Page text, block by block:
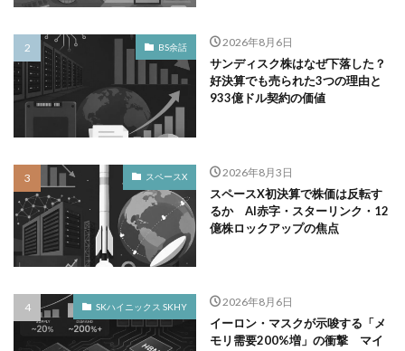
BS余話 2026年8月6日
サンディスク株はなぜ下落した？
好決算でも売られた3つの理由と
933億ドル契約の価値
スペースX 2026年8月3日
スペースX初決算で株価は反転す
るか AI赤字・スターリンク・12
億株ロックアップの焦点
SKハイニックス SKHY 2026年8月6日
イーロン・マスクが示唆する「メ
モリ需要200%増」の衝撃 マイ